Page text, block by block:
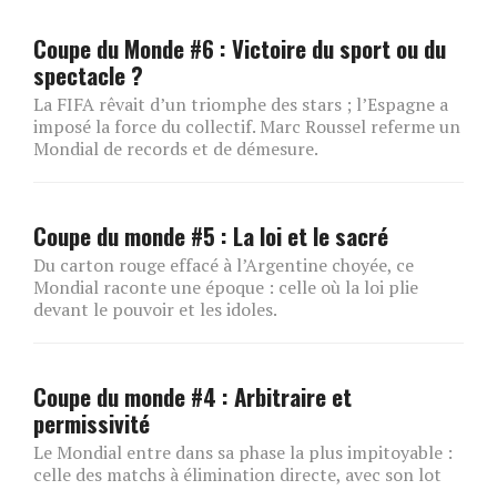
Coupe du Monde #6 : Victoire du sport ou du
spectacle ?
La FIFA rêvait d’un triomphe des stars ; l’Espagne a
imposé la force du collectif. Marc Roussel referme un
Mondial de records et de démesure.
Coupe du monde #5 : La loi et le sacré
Du carton rouge effacé à l’Argentine choyée, ce
Mondial raconte une époque : celle où la loi plie
devant le pouvoir et les idoles.
Coupe du monde #4 : Arbitraire et
permissivité
Le Mondial entre dans sa phase la plus impitoyable :
celle des matchs à élimination directe, avec son lot